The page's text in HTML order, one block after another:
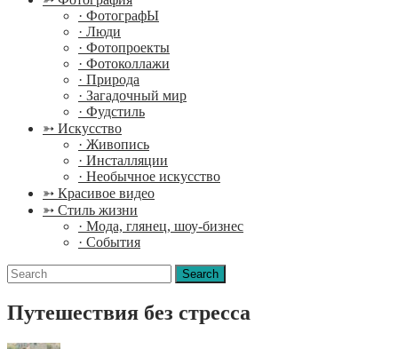
· ФотографЫ
· Люди
· Фотопроекты
· Фотоколлажи
· Природа
· Загадочный мир
· Фудстиль
➳ Искусство
· Живопись
· Инсталляции
· Необычное искусство
➳ Красивое видео
➳ Стиль жизни
· Мода, глянец, шоу-бизнес
· События
Search
for:
Путешествия без стресса